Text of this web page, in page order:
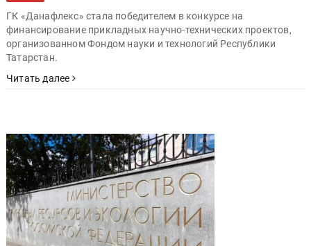
ГК «Данафлекс» стала победителем в конкурсе на
финансирование прикладных научно-технических проектов,
организованном Фондом науки и технологий Республики
Татарстан.
Читать далее